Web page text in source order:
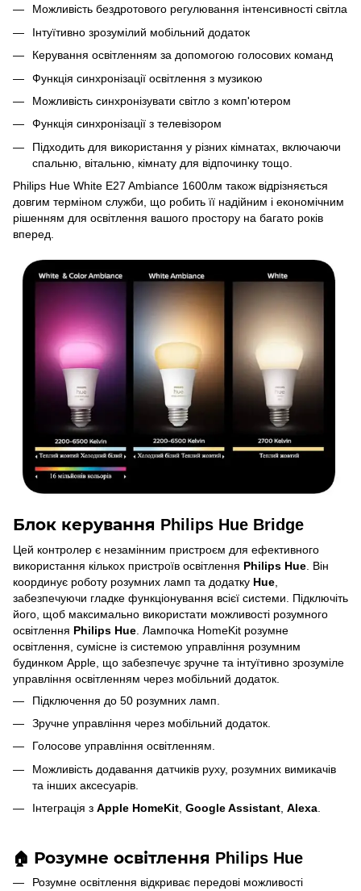
Можливість бездротового регулювання інтенсивності світла
Інтуїтивно зрозумілий мобільний додаток
Керування освітленням за допомогою голосових команд
Функція синхронізації освітлення з музикою
Можливість синхронізувати світло з комп'ютером
Функція синхронізації з телевізором
Підходить для використання у різних кімнатах, включаючи
спальню, вітальню, кімнату для відпочинку тощо.
Philips Hue White E27 Ambiance 1600лм також відрізняється
довгим терміном служби, що робить її надійним і економічним
рішенням для освітлення вашого простору на багато років
вперед.
Блок керування Philips Hue Bridge
Цей контролер є незамінним пристроєм для ефективного
використання кількох пристроїв освітлення Philips Hue . Він
координує роботу розумних ламп та додатку Hue
забезпечуючи гладке функціонування всієї системи. Підключіть
його, щоб максимально використати можливості розумного
освітлення Philips Hue . Лампочка HomeKit розумне
освітлення, сумісне із системою управління розумним
будинком Apple, що забезпечує зручне та інтуїтивно зрозуміле
управління освітленням через мобільний додаток.
Підключення до 50 розумних ламп.
Зручне управління через мобільний додаток.
Голосове управління освітленням.
Можливість додавання датчиків руху, розумних вимикачів
та інших аксесуарів.
Інтеграція з Apple HomeKit Google Assistant Alexa
🏠 Розумне освітлення Philips Hue
Розумне освітлення відкриває передові можливості